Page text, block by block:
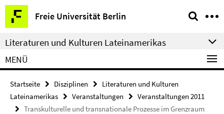
Springe
direkt
zu
Inhalt
Freie Universität Berlin
Service-
Navigation
Literaturen und Kulturen Lateinamerikas
MENÜ
Startseite Disziplinen
Literaturen und Kulturen
Lateinamerikas
Veranstaltungen
Veranstaltungen 2011
Transkulturelle und transnationale Prozesse im Grenzraum